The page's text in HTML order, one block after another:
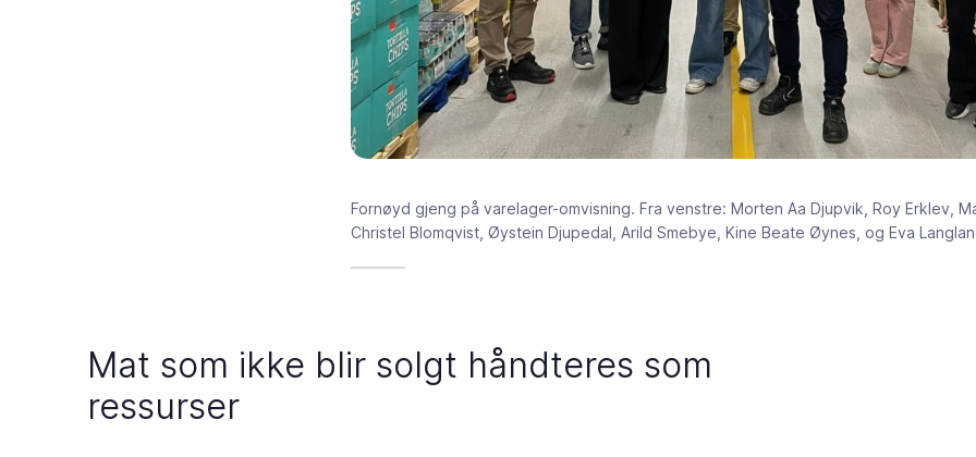
Fornøyd gjeng på varelager-omvisning. Fra venstre: Morten Aa Djupvik, Roy Erklev,
Christel Blomqvist, Øystein Djupedal, Arild Smebye, Kine Beate Øynes, og Eva
Mat som ikke blir solgt håndteres som
ressurser